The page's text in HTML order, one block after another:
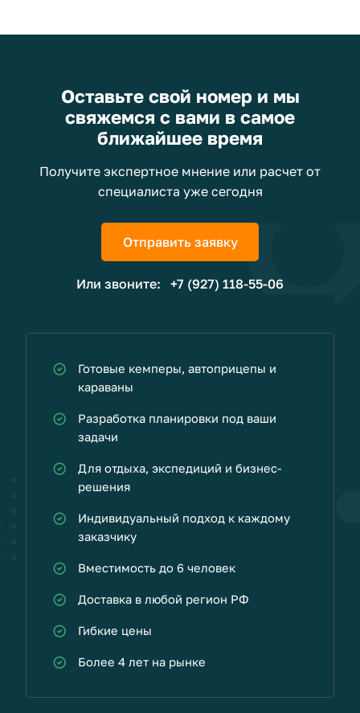
Оставьте свой номер и мы
свяжемся с вами в самое
ближайшее время
Получите экспертное мнение или расчет от
специалиста уже сегодня
Отправить заявку
Или звоните: +7 (927) 118-55-06
Готовые кемперы, автоприцепы и
караваны
Разработка планировки под ваши
задачи
Для отдыха, экспедиций и бизнес-
решения
Индивидуальный подход к каждому
заказчику
Вместимость до 6 человек
Доставка в любой регион РФ
Гибкие цены
Более 4 лет на рынке